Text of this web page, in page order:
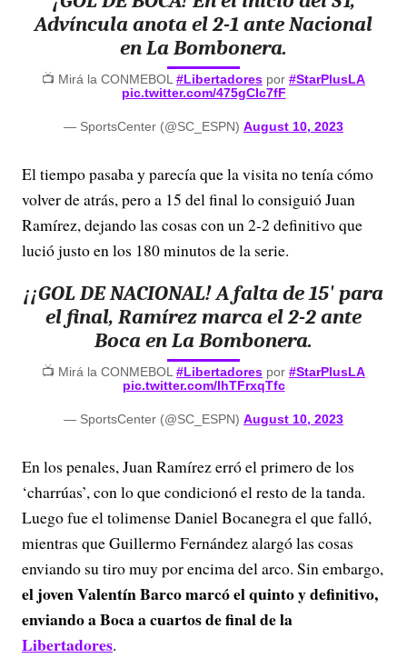
Advíncula anota el 2-1 ante Nacional
en La Bombonera.
📺 Mirá la CONMEBOL #Libertadores por #StarPlusLA
pic.twitter.com/475gCIc7fF
— SportsCenter (@SC_ESPN) August 10, 2023
El tiempo pasaba y parecía que la visita no tenía cómo
volver de atrás, pero a 15 del final lo consiguió Juan
Ramírez, dejando las cosas con un 2-2 definitivo que
lució justo en los 180 minutos de la serie.
¡¡GOL DE NACIONAL! A falta de 15' para
el final, Ramírez marca el 2-2 ante
Boca en La Bombonera.
📺 Mirá la CONMEBOL #Libertadores por #StarPlusLA
pic.twitter.com/IhTFrxqTfc
— SportsCenter (@SC_ESPN) August 10, 2023
En los penales, Juan Ramírez erró el primero de los
‘charrúas’, con lo que condicionó el resto de la tanda.
Luego fue el tolimense Daniel Bocanegra el que falló,
mientras que Guillermo Fernández alargó las cosas
enviando su tiro muy por encima del arco. Sin embargo,
el joven Valentín Barco marcó el quinto y definitivo,
enviando a Boca a cuartos de final de la
Libertadores.